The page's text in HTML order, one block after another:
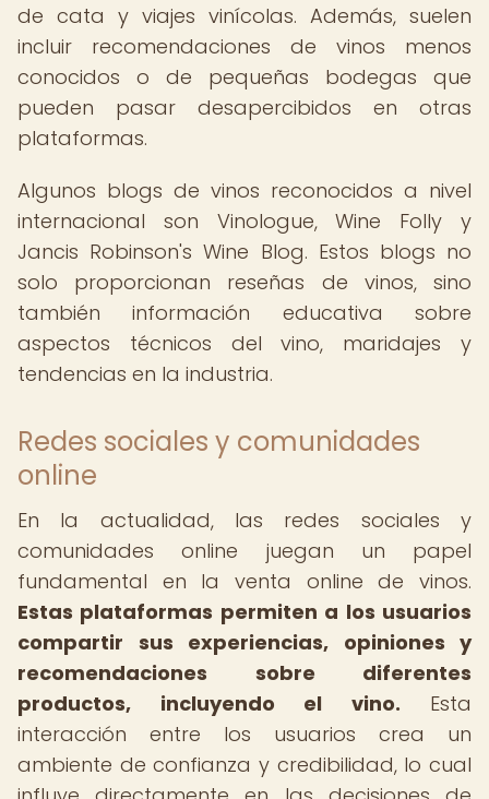
de cata y viajes vinícolas. Además, suelen
incluir recomendaciones de vinos menos
conocidos o de pequeñas bodegas que
pueden pasar desapercibidos en otras
plataformas.
Algunos blogs de vinos reconocidos a nivel
internacional son Vinologue, Wine Folly y
Jancis Robinson's Wine Blog. Estos blogs no
solo proporcionan reseñas de vinos, sino
también información educativa sobre
aspectos técnicos del vino, maridajes y
tendencias en la industria.
Redes sociales y comunidades
online
En la actualidad, las redes sociales y
comunidades online juegan un papel
fundamental en la venta online de vinos.
Estas plataformas permiten a los usuarios
compartir sus experiencias, opiniones y
recomendaciones sobre diferentes
productos, incluyendo el vino. Esta
interacción entre los usuarios crea un
ambiente de confianza y credibilidad, lo cual